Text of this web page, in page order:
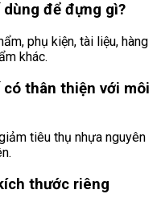
để đựng gì?
phụ kiện, tài liệu, hàng
khác.
thân thiện với môi
tiêu thụ nhựa nguyên
thước riêng